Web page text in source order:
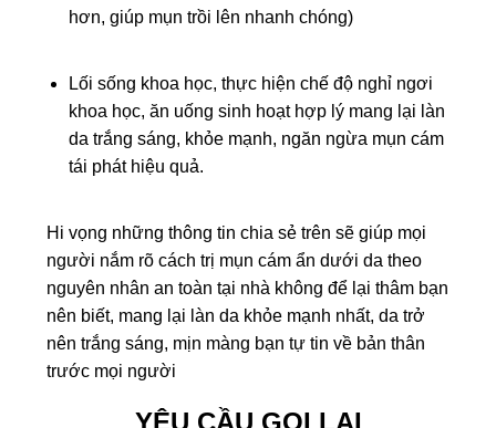
hơn, giúp mụn trồi lên nhanh chóng)
Lối sống khoa học, thực hiện chế độ nghỉ ngơi
khoa học, ăn uống sinh hoạt hợp lý mang lại làn
da trắng sáng, khỏe mạnh, ngăn ngừa mụn cám
tái phát hiệu quả.
Hi vọng những thông tin chia sẻ trên sẽ giúp mọi
người nắm rõ cách trị mụn cám ẩn dưới da theo
nguyên nhân an toàn tại nhà không để lại thâm bạn
nên biết, mang lại làn da khỏe mạnh nhất, da trở
nên trắng sáng, mịn màng bạn tự tin về bản thân
trước mọi người
YÊU CẦU GỌI LẠI